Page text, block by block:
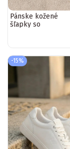
Pánske kožené
šľapky so
hnedej farbe
-15%